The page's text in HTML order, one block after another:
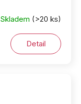
Skladem (>20 ks)
Detail